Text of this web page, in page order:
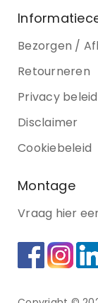
Bezorgen /
Retourneren
Privacy beleid
Disclaimer
Cookiebeleid
Montage
Vraag hier